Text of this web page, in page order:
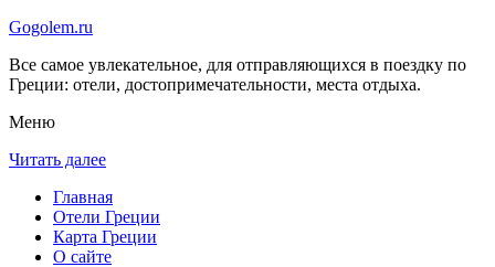
Gogolem.ru
Все самое увлекательное, для отправляющихся в поездку по
Греции: отели, достопримечательности, места отдыха.
Меню
Читать далее
Главная
Отели Греции
Карта Греции
О сайте